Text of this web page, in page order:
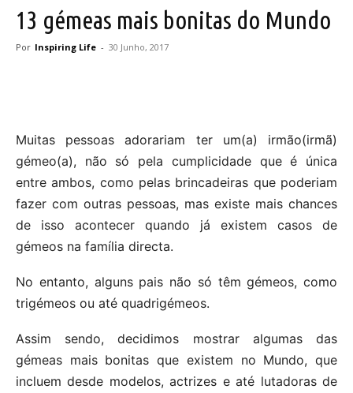
13 gémeas mais bonitas do Mundo
Por Inspiring Life - 30 Junho, 2017
Muitas pessoas adorariam ter um(a) irmão(irmã)
gémeo(a), não só pela cumplicidade que é única
entre ambos, como pelas brincadeiras que poderiam
fazer com outras pessoas, mas existe mais chances
de isso acontecer quando já existem casos de
gémeos na família directa.
No entanto, alguns pais não só têm gémeos, como
trigémeos ou até quadrigémeos.
Assim sendo, decidimos mostrar algumas das
gémeas mais bonitas que existem no Mundo, que
incluem desde modelos, actrizes e até lutadoras de